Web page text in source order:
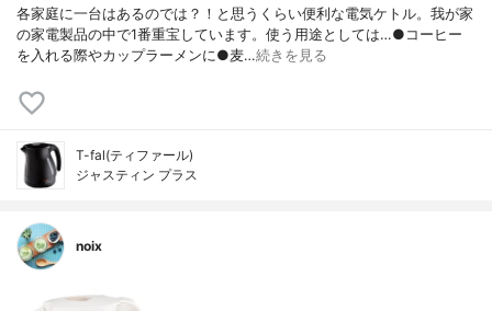
各家庭に一台はあるのでは？！と思うくらい便利な電気ケトル。我が家
の家電製品の中で1番重宝しています。使う用途としては…●コーヒー
を入れる際やカップラーメンに●麦…続きを見る
T-fal(ティファール)
ジャスティン プラス
noix